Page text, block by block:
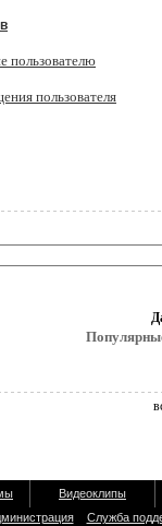
пользователю
пользователя
Видеоклипы
Служба